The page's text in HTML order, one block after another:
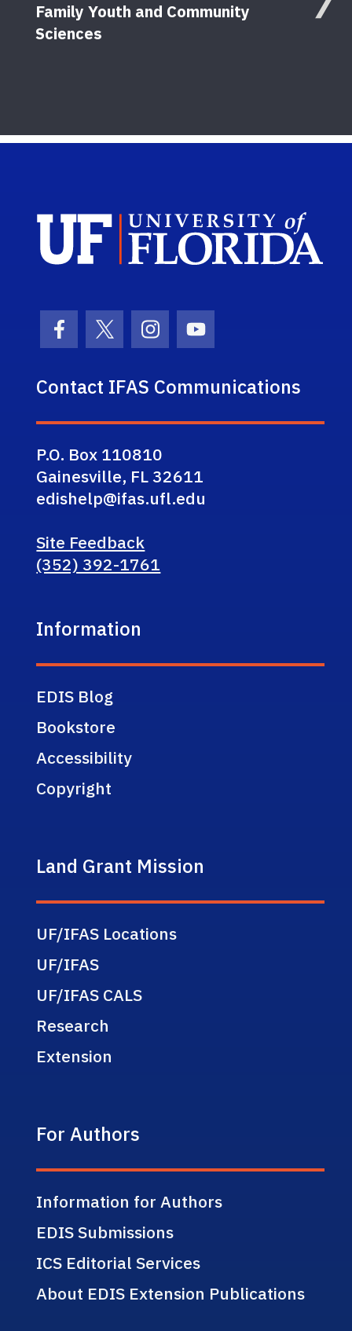
Family Youth and Community
Sciences
Facebook Icon
Twitter Icon
Instagram Icon
Youtube Icon
Contact IFAS Communications
P.O. Box 110810
Gainesville, FL 32611
edishelp@ifas.ufl.edu
Site Feedback
(352) 392-1761
Information
EDIS Blog
Bookstore
Accessibility
Copyright
Land Grant Mission
UF/IFAS Locations
UF/IFAS
UF/IFAS CALS
Research
Extension
For Authors
Information for Authors
EDIS Submissions
ICS Editorial Services
About EDIS Extension Publications